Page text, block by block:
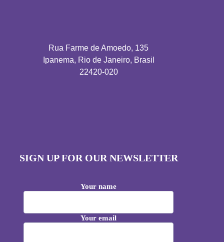
Rua Farme de Amoedo, 135
Ipanema, Rio de Janeiro, Brasil
22420-020
SIGN UP FOR OUR NEWSLETTER
Your name
Your email